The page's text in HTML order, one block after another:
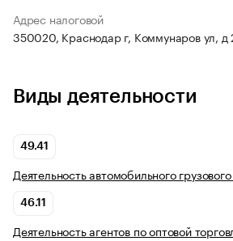
Адрес налоговой
350020, Краснодар г, Коммунаров ул, д
Виды деятельности
49.41
Деятельность автомобильного
46.11
Деятельность агентов по оптовой